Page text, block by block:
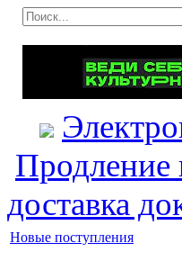
Продление
доставка
Новые поступления